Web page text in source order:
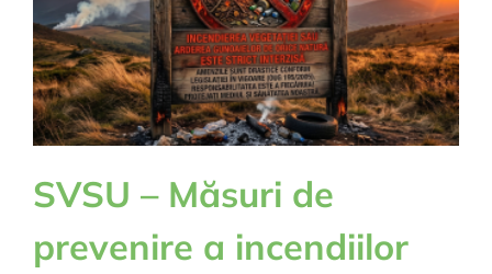
SVSU – Măsuri de
prevenire a incendiilor